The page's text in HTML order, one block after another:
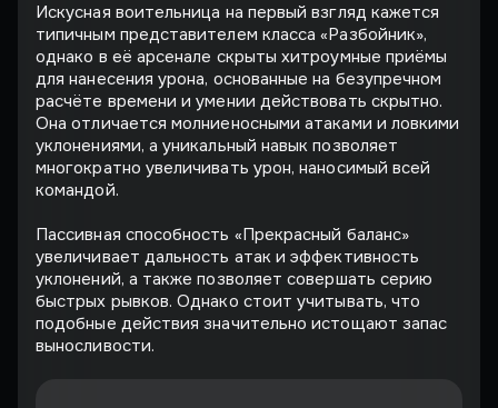
Искусная воительница на первый взгляд кажется
типичным представителем класса «Разбойник»,
однако в её арсенале скрыты хитроумные приёмы
для нанесения урона, основанные на безупречном
расчёте времени и умении действовать скрытно.
Она отличается молниеносными атаками и ловкими
уклонениями, а уникальный навык позволяет
многократно увеличивать урон, наносимый всей
командой.
Пассивная способность «Прекрасный баланс»
увеличивает дальность атак и эффективность
уклонений, а также позволяет совершать серию
быстрых рывков. Однако стоит учитывать, что
подобные действия значительно истощают запас
выносливости.